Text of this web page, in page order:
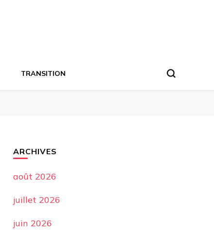
TRANSITION
ARCHIVES
août 2026
juillet 2026
juin 2026